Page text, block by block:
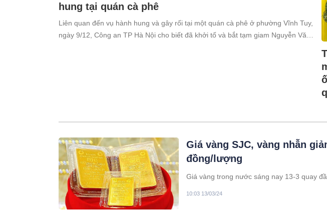
hung tại quán cà phê
Liên quan đến vụ hành hung và gây rối tại một quán cà phê ở phường Vĩnh Tuy,
ngày 9/12, Công an TP Hà Nội cho biết đã khởi tố và bắt tạm giam Nguyễn Văn
Giá vàng SJC, vàng nhẫn
đồng/lượng
Giá vàng trong nước sáng nay 13-3 quay
10:03 13/03/24